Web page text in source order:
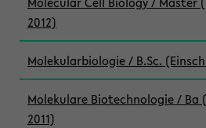
2012)
Molekularbiologie / B.Sc.
Molekulare Biotechnologie / Ba
2011)